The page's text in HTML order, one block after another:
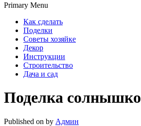
Primary Menu
Как сделать
Поделки
Советы хозяйке
Декор
Инструкции
Строительство
Дача и сад
Поделка солнышко
Published on by Админ